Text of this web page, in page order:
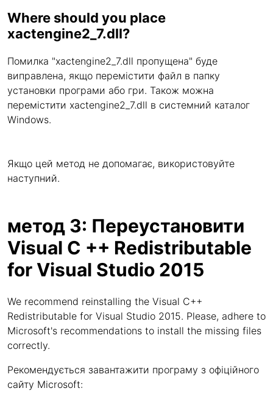
Where should you place
xactengine2_7.dll?
Помилка "xactengine2_7.dll пропущена" буде
виправлена, якщо перемістити файл в папку
установки програми або гри. Також можна
перемістити xactengine2_7.dll в системний каталог
Windows.
Якщо цей метод не допомагає, використовуйте
наступний.
метод 3: Переустановити
Visual C ++ Redistributable
for Visual Studio 2015
We recommend reinstalling the Visual C++
Redistributable for Visual Studio 2015. Please, adhere to
Microsoft's recommendations to install the missing files
correctly.
Рекомендується завантажити програму з офіційного
сайту Microsoft: